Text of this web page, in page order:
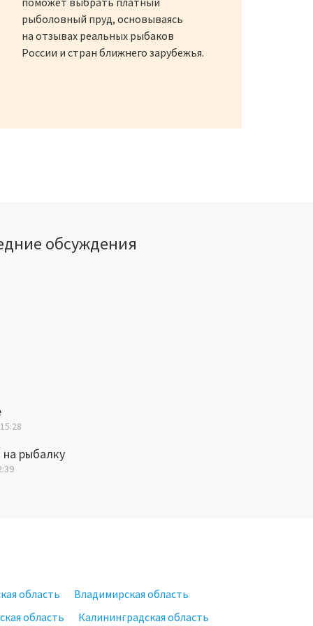
рыболовный пруд, основываясь
на отзывах реальных рыбаков
России и стран ближнего зарубежья.
обсуждения
рыбалку
область
Владимирская область
область
Калининградская область